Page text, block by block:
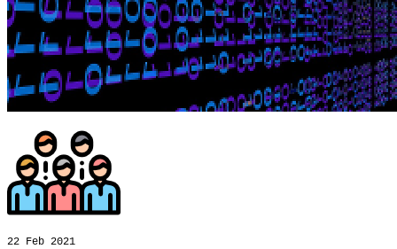
22 Feb 2021